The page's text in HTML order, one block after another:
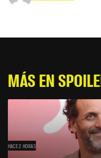
MÁS EN
HACE 2 HORAS